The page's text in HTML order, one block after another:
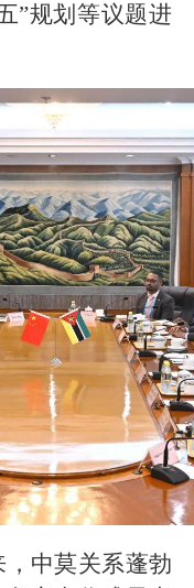
”规划等议题进
中莫关系蓬勃